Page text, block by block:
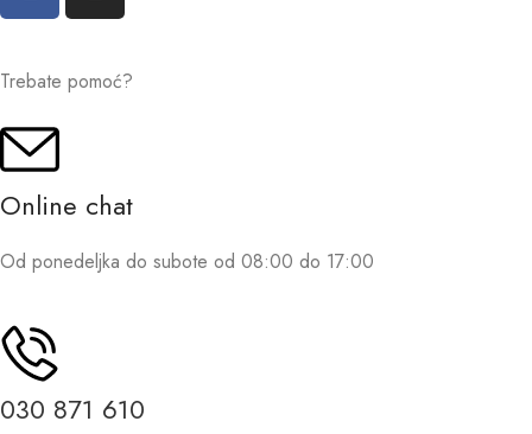
Trebate pomoć?
Online chat
Od ponedeljka do subote od 08:00 do 17:00
030 871 610